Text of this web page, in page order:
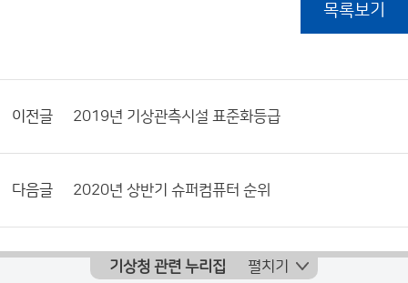
목록보기
이전글 2019년 기상관측시설 표준화등급
다음글 2020년 상반기 슈퍼컴퓨터 순위
기상청 관련 누리집 펼치기